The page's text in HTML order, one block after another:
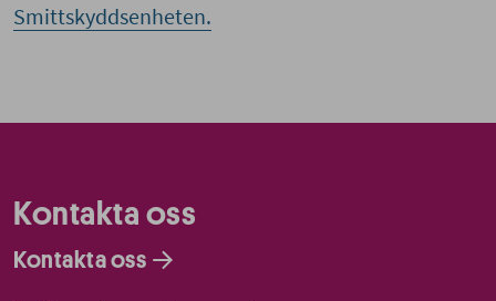
Smittskyddsenheten.
Kontakta oss
Kontakta oss